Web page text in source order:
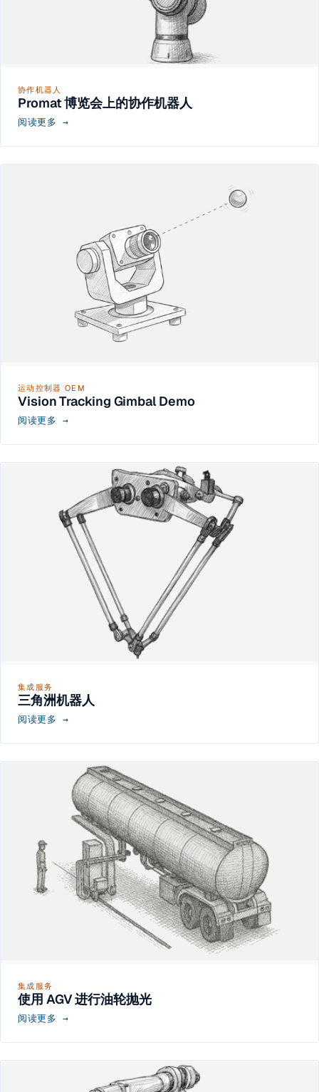
协作机器人
Promat 博览会上的协作机器人
阅读更多 →
运动控制器 OEM
Vision Tracking Gimbal Demo
阅读更多 →
集成服务
三角洲机器人
阅读更多 →
集成服务
使用 AGV 进行油轮抛光
阅读更多 →